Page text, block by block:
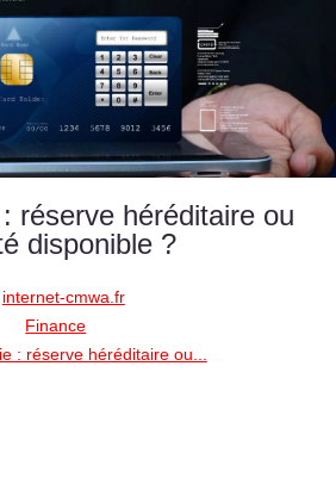
réserve héréditaire ou
disponible ?
internet-cmwa.fr
Finance
: réserve héréditaire ou...